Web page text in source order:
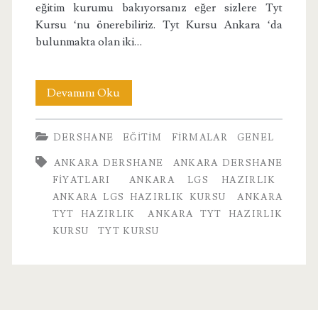
eğitim kurumu bakıyorsanız eğer sizlere Tyt
Kursu ‘nu önerebiliriz. Tyt Kursu Ankara ‘da
bulunmakta olan iki…
Devamını OkuAnkara’da
Dershane
Fiyatları
DERSHANE EĞITIM FIRMALAR GENEL
ANKARA DERSHANE
ANKARA DERSHANE
FIYATLARI
ANKARA LGS HAZIRLIK
ANKARA LGS HAZIRLIK KURSU
ANKARA
TYT HAZIRLIK
ANKARA TYT HAZIRLIK
KURSU
TYT KURSU